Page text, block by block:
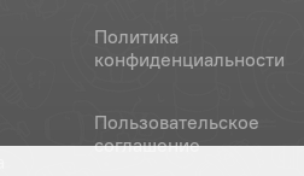
018-30-2-1
Политика
конфиденциальности
Пользовательское
соглашение